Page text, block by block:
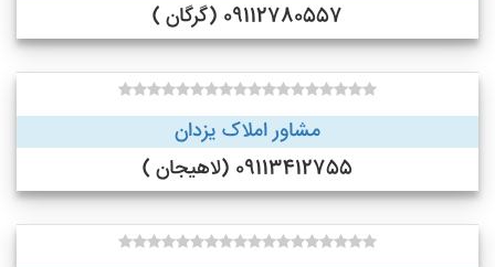
09112780557 (گرگان )
مشاور املاک یزدان
09113412755 (لاهیجان )